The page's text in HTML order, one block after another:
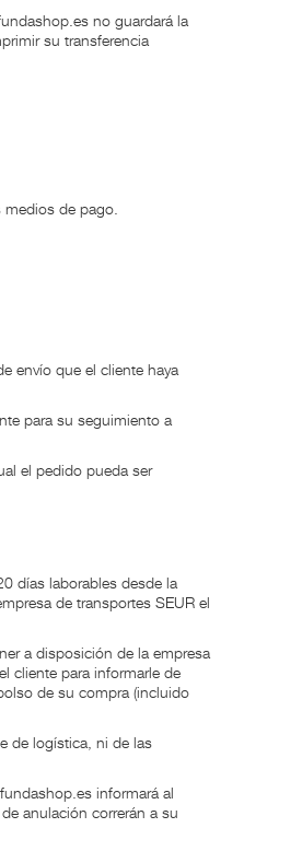
no guardará la
su transferencia
de pago.
envío que el cliente haya
para su seguimiento a
el pedido pueda ser
días laborables desde la
de transportes SEUR el
a disposición de la empresa
cliente para informarle de
de su compra (incluido
de logística, ni de las
informará al
anulación correrán a su